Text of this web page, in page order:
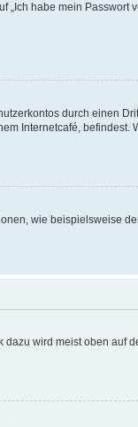
habe mein Passwort
durch einen
Internetcafé, befindest.
wie beispielsweise
wird meist oben auf